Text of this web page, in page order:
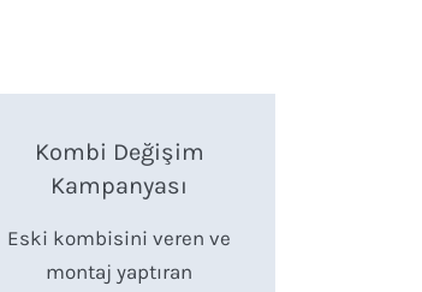
Kombi Değişim
Kampanyası
Eski kombisini veren ve
montaj yaptıran